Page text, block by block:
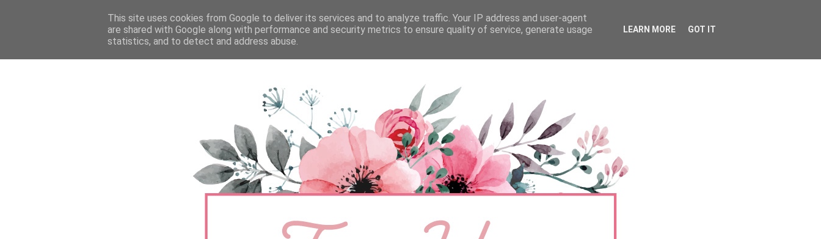
TERMÉKTESZTEK BŐRÁPOLÁS ÉLETMÓD BABA SZEMÉLYES VIDEÓ
This site uses cookies from Google to deliver its services and to analyze traffic. Your IP address and user-agent
are shared with Google along with performance and security metrics to ensure quality of service, generate usage
statistics, and to detect and address abuse.
LEARN MORE GOT IT